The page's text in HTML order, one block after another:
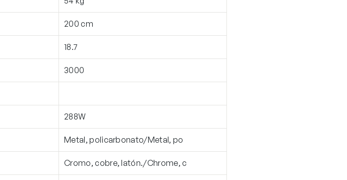
200 cm
18.7
3000
288W
Metal, policarbonato/Metal, po
Cromo, cobre, latón./Chrome, c